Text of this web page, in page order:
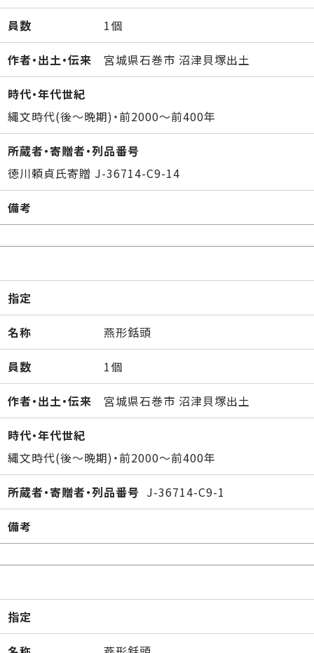
員数 1個
作者・出土・伝来 宮城県石巻市 沼津貝塚出土
時代・年代世紀
縄文時代(後～晩期)・前2000～前400年
所蔵者・寄贈者・列品番号
徳川頼貞氏寄贈 J-36714-C9-14
備考
指定
名称 燕形銛頭
員数 1個
作者・出土・伝来 宮城県石巻市 沼津貝塚出土
時代・年代世紀
縄文時代(後～晩期)・前2000～前400年
所蔵者・寄贈者・列品番号 J-36714-C9-1
備考
指定